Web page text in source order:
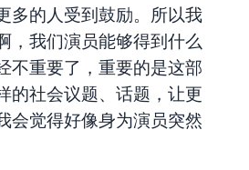
多的人受到鼓励。所以我
，我们演员能够得到什么
不重要了，重要的是这部
的社会议题、话题，让更
会觉得好像身为演员突然